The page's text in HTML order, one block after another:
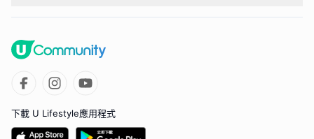
下載 U Lifestyle應用程式